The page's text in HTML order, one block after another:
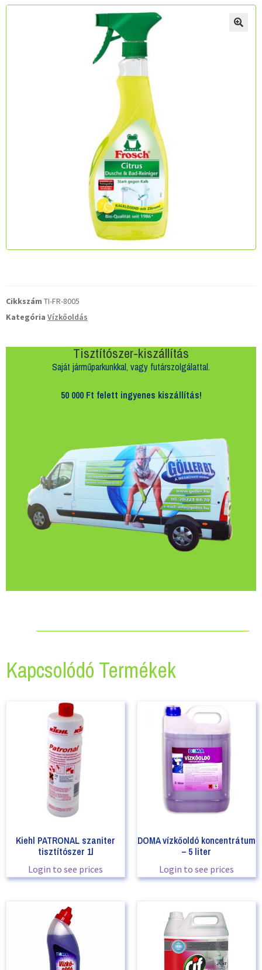
Cikkszám TI-FR-8005
Kategória Vízkőoldás
Tisztítószer-kiszállítás
Saját járműparkunkkal, vagy futárszolgálattal.
50 000 Ft felett ingyenes kiszállítás!
Kapcsolódó Termékek
Kiehl PATRONAL szaniter
tisztítószer 1l
Login to see prices
DOMA vízkőoldó koncentrátum
– 5 liter
Login to see prices